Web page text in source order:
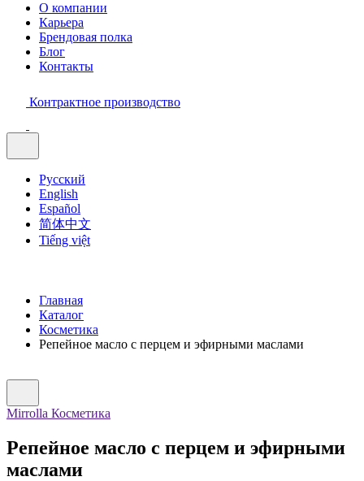
О компании
Карьера
Брендовая полка
Блог
Контакты
Контрактное производство
Русский
English
Español
简体中文
Tiếng việt
Главная
Каталог
Косметика
Репейное масло с перцем и эфирными маслами
Mirrolla Косметика
Репейное масло с перцем и эфирными
маслами